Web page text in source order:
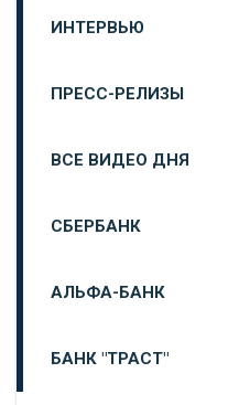
ИНТЕРВЬЮ
ПРЕСС-РЕЛИЗЫ
ВСЕ ВИДЕО ДНЯ
СБЕРБАНК
АЛЬФА-БАНК
БАНК "ТРАСТ"